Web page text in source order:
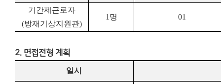
기간제근로자
(방재기상지원관)
1 명 01
2. 면접전형 계획
일시